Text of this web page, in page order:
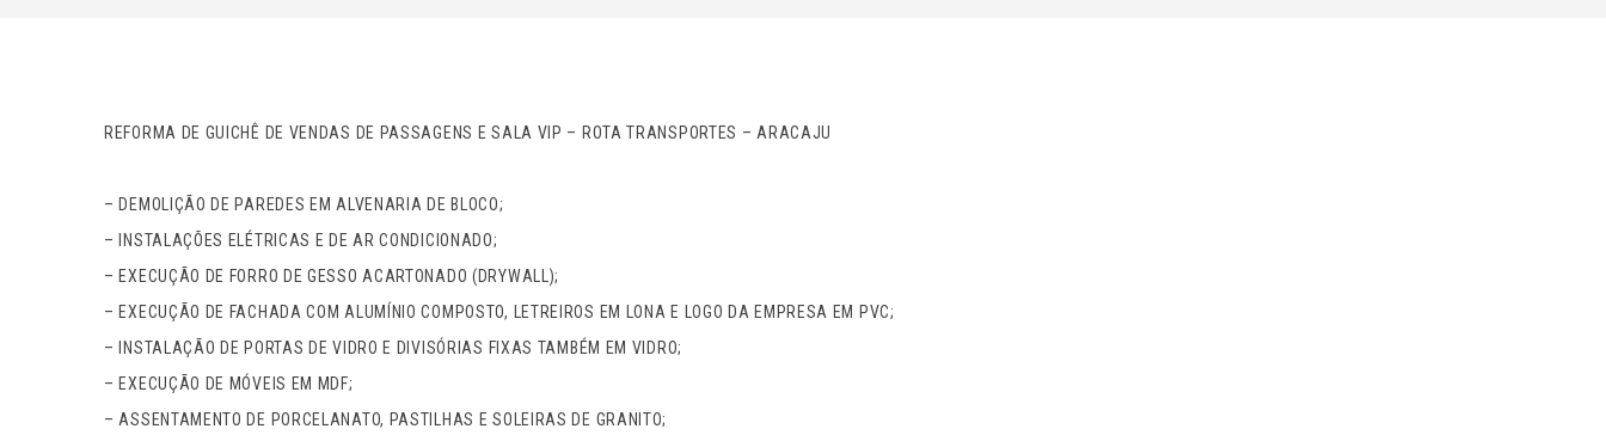
REFORMA DE GUICHÊ DE VENDAS DE PASSAGENS E SALA VIP – ROTA TRANSPORTES – ARACAJU
– DEMOLIÇÃO DE PAREDES EM ALVENARIA DE BLOCO;
– INSTALAÇÕES ELÉTRICAS E DE AR CONDICIONADO;
– EXECUÇÃO DE FORRO DE GESSO ACARTONADO (DRYWALL);
– EXECUÇÃO DE FACHADA COM ALUMÍNIO COMPOSTO, LETREIROS EM LONA E LOGO DA EMPRESA EM PVC;
– INSTALAÇÃO DE PORTAS DE VIDRO E DIVISÓRIAS FIXAS TAMBÉM EM VIDRO;
– EXECUÇÃO DE MÓVEIS EM MDF;
– ASSENTAMENTO DE PORCELANATO, PASTILHAS E SOLEIRAS DE GRANITO;